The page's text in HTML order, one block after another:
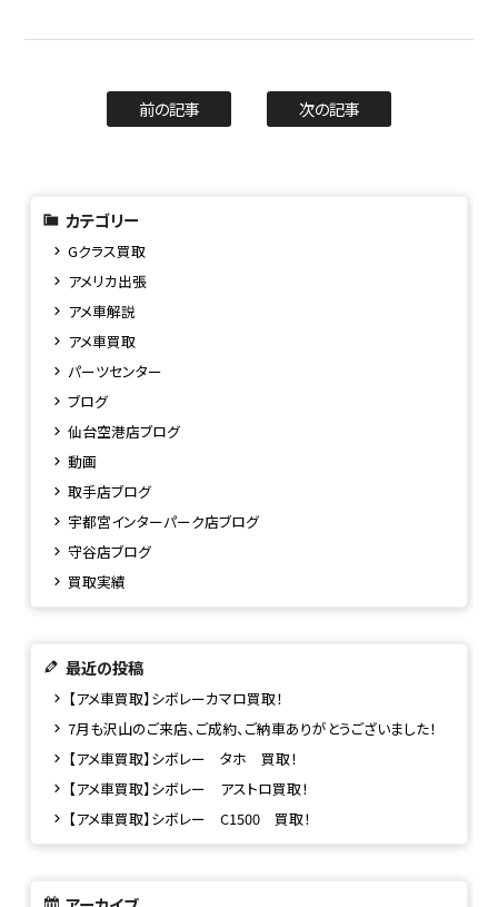
前の記事 次の記事
カテゴリー
Gクラス買取
アメリカ出張
アメ車解説
アメ車買取
パーツセンター
ブログ
仙台空港店ブログ
動画
取手店ブログ
宇都宮インターパーク店ブログ
守谷店ブログ
買取実績
最近の投稿
【アメ車買取】シボレーカマロ買取！
7月も沢山のご来店、ご成約、ご納車ありがとうございました！
【アメ車買取】シボレー タホ 買取！
【アメ車買取】シボレー アストロ買取！
【アメ車買取】シボレー C1500 買取！